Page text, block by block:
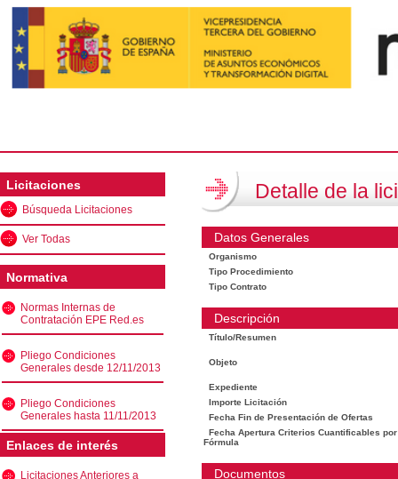
Licitaciones
Búsqueda Licitaciones
Ver Todas
Normativa
Normas Internas de
Contratación EPE Red.es
Pliego Condiciones
Generales desde 12/11/2013
Pliego Condiciones
Generales hasta 11/11/2013
Enlaces de interés
Licitaciones Anteriores a
Detalle de la
Datos Generales
Organismo
Tipo Procedimiento
Tipo Contrato
Descripción
Título/Resumen
Objeto
Expediente
Importe Licitación
Fecha Fin de Presentación de Ofertas
Fecha Apertura Criterios Cuantificables por
Fórmula
Documentos